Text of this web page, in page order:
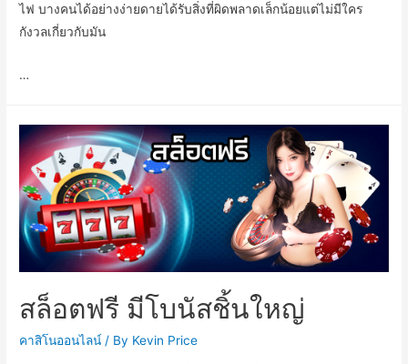
ไฟ บางคนได้อย่างง่ายดายได้รับสิ่งที่ผิดพลาดเล็กน้อยแต่ไม่มีใคร
กังวลเกี่ยวกับมัน
…
สล็อตฟรี มีโบนัสชิ้นใหญ่
คาสิโนออนไลน์/ By Kevin Price